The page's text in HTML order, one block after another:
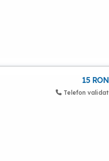
15 RON
Telefon validat